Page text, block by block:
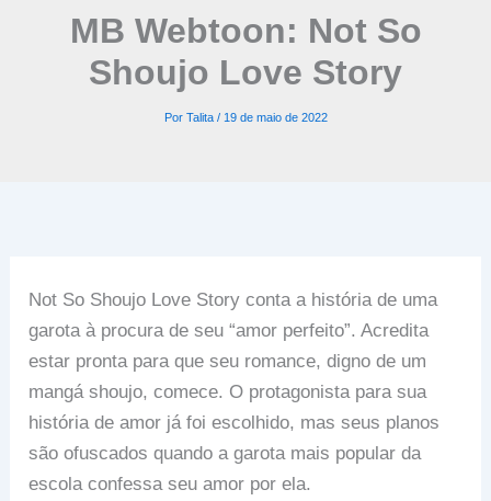
MB Webtoon: Not So
Shoujo Love Story
Por Talita / 19 de maio de 2022
Not So Shoujo Love Story conta a história de uma
garota à procura de seu “amor perfeito”. Acredita
estar pronta para que seu romance, digno de um
mangá shoujo, comece. O protagonista para sua
história de amor já foi escolhido, mas seus planos
são ofuscados quando a garota mais popular da
escola confessa seu amor por ela.